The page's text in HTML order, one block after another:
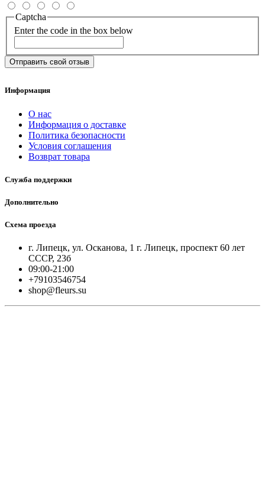
Captcha
Enter the code in the box below
Отправить свой отзыв
Информация
О нас
Информация о доставке
Политика безопасности
Условия соглашения
Возврат товара
Служба поддержки
Дополнительно
Схема проезда
г. Липецк, ул. Осканова, 1 г. Липецк, проспект 60 лет
СССР, 23б
09:00-21:00
+79103546754
shop@fleurs.su